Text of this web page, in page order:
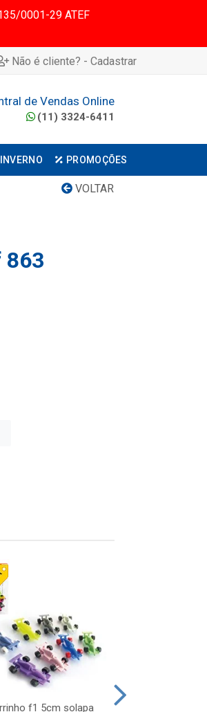
0001-29 ATEF
Não é cliente? - Cadastrar
de Vendas Online
(11) 3324-6411
INVERNO PROMOÇÕES
VOLTAR
863
f1 5cm solapa